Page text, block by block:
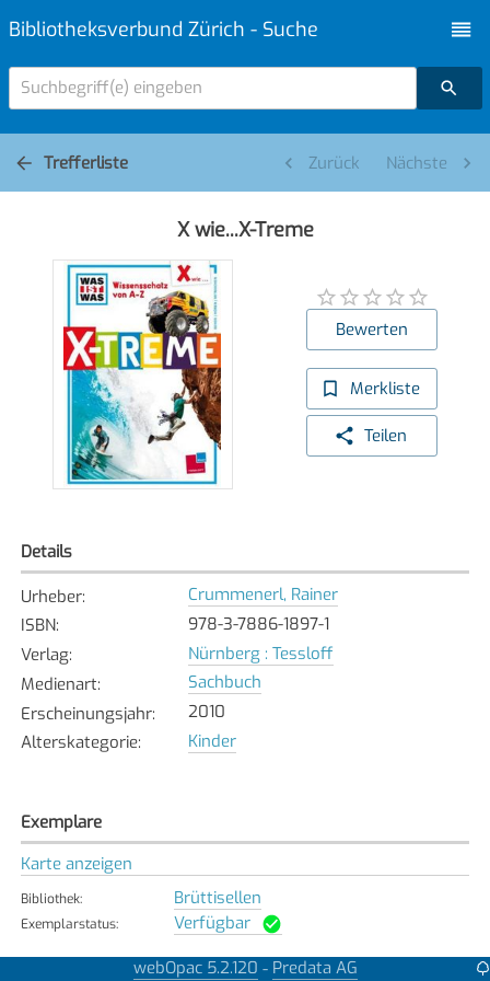
Bibliotheksverbund Zürich - Suche
Suchbegriff(e) eingeben
Trefferliste Zurück Nächste
X wie...X-Treme
Bewerten
Merkliste
Teilen
Details
Urheber:
Crummenerl, Rainer
ISBN:
978-3-7886-1897-1
Verlag:
Nürnberg : Tessloff
Medienart:
Sachbuch
Erscheinungsjahr:
2010
Alterskategorie: Kinder
Exemplare
Karte anzeigen
Bibliothek: Brüttisellen
Exemplarstatus: Verfügbar
webOpac 5.2.120 - Predata AG